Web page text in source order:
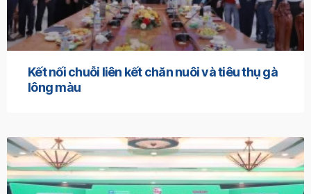
Kết nối chuỗi liên kết chăn nuôi và tiêu thụ gà
lông màu